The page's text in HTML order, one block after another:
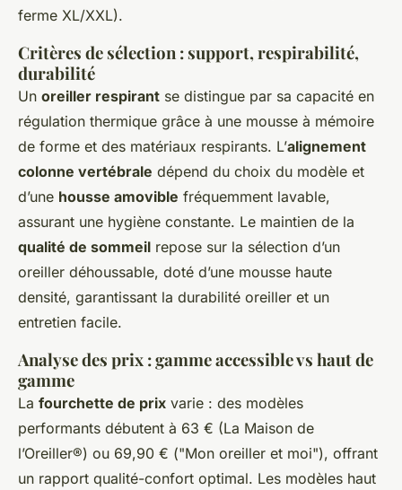
ferme XL/XXL).
Critères de sélection : support, respirabilité,
durabilité
Un oreiller respirant se distingue par sa capacité en
régulation thermique grâce à une mousse à mémoire
de forme et des matériaux respirants. L’alignement
colonne vertébrale dépend du choix du modèle et
d’une housse amovible fréquemment lavable,
assurant une hygiène constante. Le maintien de la
qualité de sommeil repose sur la sélection d’un
oreiller déhoussable, doté d’une mousse haute
densité, garantissant la durabilité oreiller et un
entretien facile.
Analyse des prix : gamme accessible vs haut de
gamme
La fourchette de prix varie : des modèles
performants débutent à 63 € (La Maison de
l’Oreiller®) ou 69,90 € ("Mon oreiller et moi"), offrant
un rapport qualité-confort optimal. Les modèles haut